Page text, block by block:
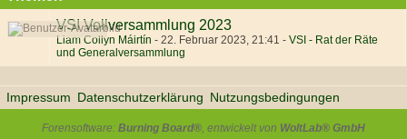
VSI Vollversammlung 2023
Liam Collyn Máirtín - 22. Februar 2023, 21:41 - VSI - Rat der Räte
und Generalversammlung
Impressum Datenschutzerklärung Nutzungsbedingungen
Forensoftware: Burning Board® , entwickelt von WoltLab® GmbH